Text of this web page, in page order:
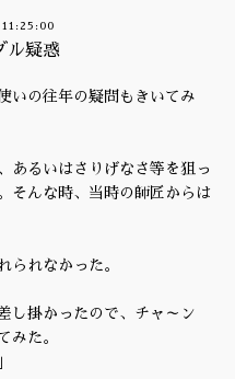
ル疑惑
いの往年の疑問もきいてみ
あるいはさりげなさ等を狙っ
そんな時、当時の師匠からは
られなかった。
し掛かったので、チャ～ン
みた。